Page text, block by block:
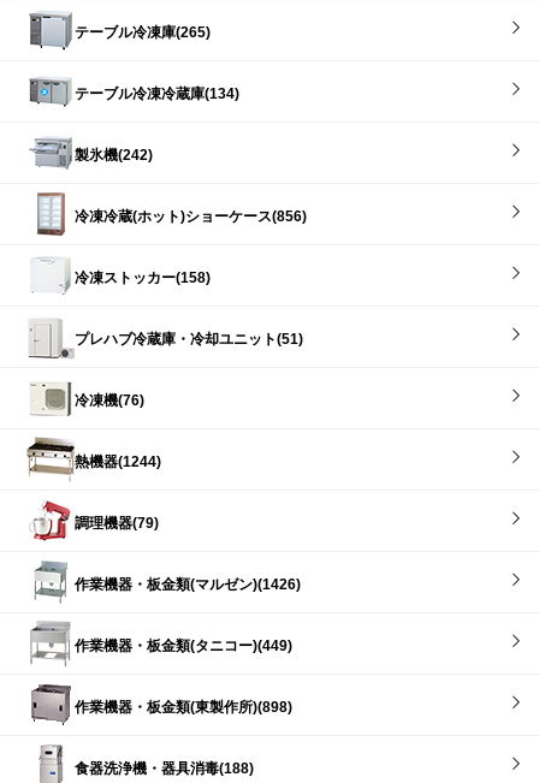
テーブル冷凍庫(265)
テーブル冷凍冷蔵庫(134)
製氷機(242)
冷凍冷蔵(ホット)ショーケース(856)
冷凍ストッカー(158)
プレハブ冷蔵庫・冷却ユニット(51)
冷凍機(76)
熱機器(1244)
調理機器(79)
作業機器・板金類(マルゼン)(1426)
作業機器・板金類(タニコー)(449)
作業機器・板金類(東製作所)(898)
食器洗浄機・器具消毒(188)